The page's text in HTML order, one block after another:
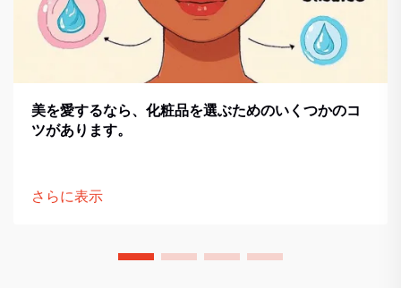
美を愛するなら、化粧品を選ぶためのいくつかのコ
ツがあります。
さらに表示